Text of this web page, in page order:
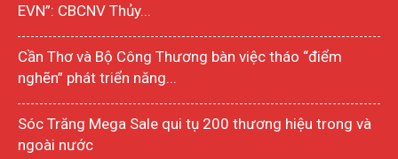
EVN”: CBCNV Thủy...
Cần Thơ và Bộ Công Thương bàn việc tháo “điểm
nghẽn” phát triển năng...
Sóc Trăng Mega Sale qui tụ 200 thương hiệu trong và
ngoài nước